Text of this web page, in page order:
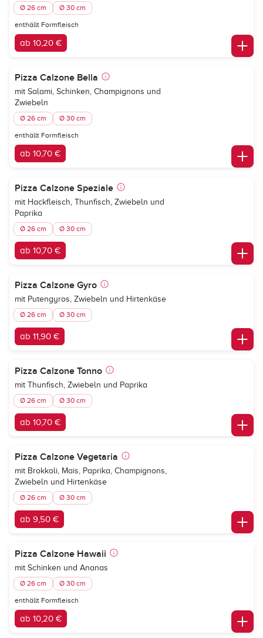
Ø 26 cm Ø 30 cm
enthällt Formfleisch
ab 10,20 €
Pizza Calzone Bella
mit Salami, Schinken, Champignons und
Zwiebeln
Ø 26 cm Ø 30 cm
enthällt Formfleisch
ab 10,70 €
Pizza Calzone Speziale
mit Hackfleisch, Thunfisch, Zwiebeln und
Paprika
Ø 26 cm Ø 30 cm
ab 10,70 €
Pizza Calzone Gyro
mit Putengyros, Zwiebeln und Hirtenkäse
Ø 26 cm Ø 30 cm
ab 11,90 €
Pizza Calzone Tonno
mit Thunfisch, Zwiebeln und Paprika
Ø 26 cm Ø 30 cm
ab 10,70 €
Pizza Calzone Vegetaria
mit Brokkoli, Mais, Paprika, Champignons,
Zwiebeln und Hirtenkäse
Ø 26 cm Ø 30 cm
ab 9,50 €
Pizza Calzone Hawaii
mit Schinken und Ananas
Ø 26 cm Ø 30 cm
enthällt Formfleisch
ab 10,20 €